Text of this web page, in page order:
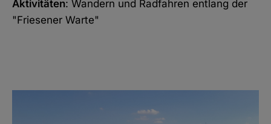
Aktivitäten: Wandern und Radfahren entlang der
"Friesener Warte"